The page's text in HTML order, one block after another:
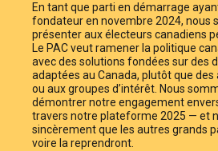
En tant que parti en démarrage
fondateur en novembre 2024, nous
présenter aux électeurs canadiens
Le PAC veut ramener la politique
avec des solutions fondées sur des
adaptées au Canada, plutôt que
ou aux groupes d’intérêt. Nous
démontrer notre engagement
travers notre plateforme 2025 — et
sincèrement que les autres grands
voire la reprendront.